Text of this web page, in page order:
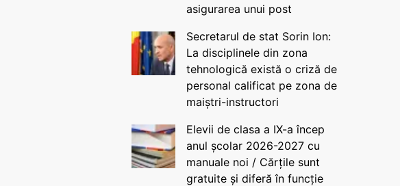
asigurarea unui post
Secretarul de stat Sorin Ion:
La disciplinele din zona
tehnologică există o criză de
personal calificat pe zona de
maiștri-instructori
Elevii de clasa a IX-a încep
anul școlar 2026-2027 cu
manuale noi / Cărțile sunt
gratuite și diferă în funcție